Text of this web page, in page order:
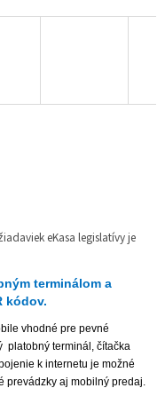
eKasa legislatívy je
terminálom a
kódov.
vhodné pre pevné
platobný terminál, čítačka
k internetu je možné
prevádzky aj mobilný predaj.